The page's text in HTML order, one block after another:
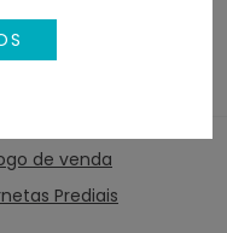
de venda
Prediais